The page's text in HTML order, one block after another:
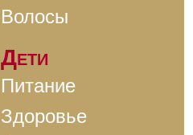
Волосы
Дети
Питание
Здоровье